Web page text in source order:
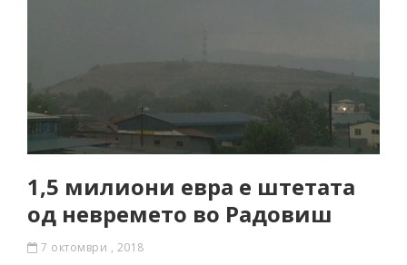
1,5 милиони евра е штетата
од невремето во Радовиш
7 октомври , 2018